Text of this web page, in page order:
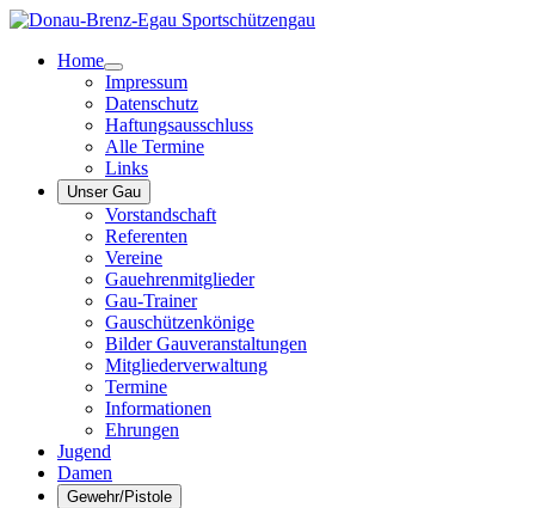
Home
Impressum
Datenschutz
Haftungsausschluss
Alle Termine
Links
Unser Gau
Vorstandschaft
Referenten
Vereine
Gauehrenmitglieder
Gau-Trainer
Gauschützenkönige
Bilder Gauveranstaltungen
Mitgliederverwaltung
Termine
Informationen
Ehrungen
Jugend
Damen
Gewehr/Pistole